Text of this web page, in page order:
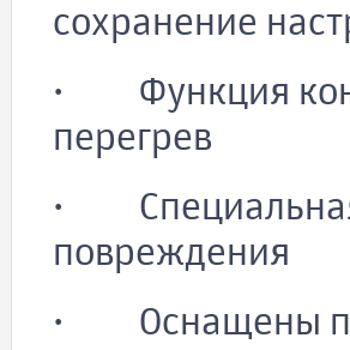
сохранение
· Функция
перегрев
· Специальная
повреждения
· Оснащены